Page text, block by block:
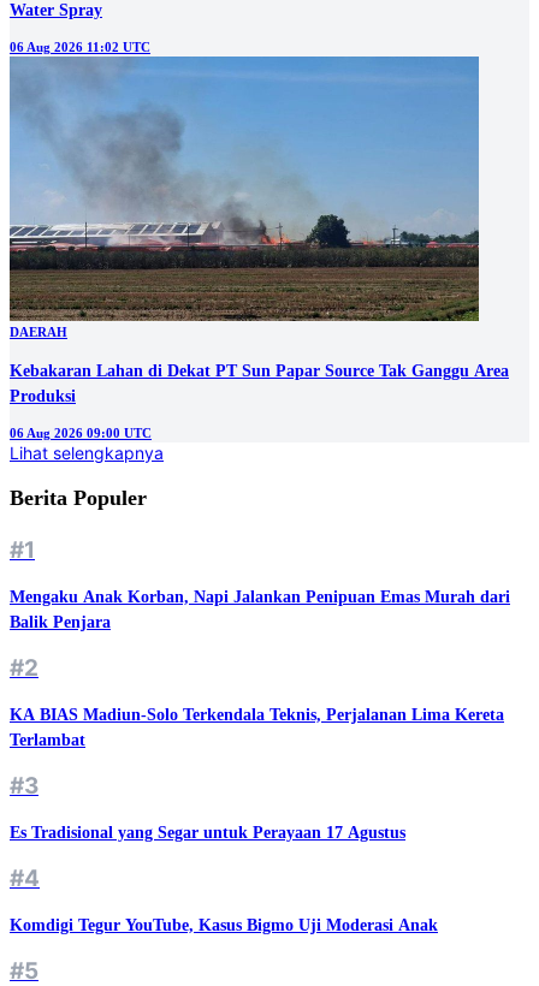
Water Spray
06 Aug 2026 11:02 UTC
DAERAH
Kebakaran Lahan di Dekat PT Sun Papar Source Tak Ganggu Area
Produksi
06 Aug 2026 09:00 UTC
Lihat selengkapnya
Berita Populer
#1
Mengaku Anak Korban, Napi Jalankan Penipuan Emas Murah dari
Balik Penjara
#2
KA BIAS Madiun-Solo Terkendala Teknis, Perjalanan Lima Kereta
Terlambat
#3
Es Tradisional yang Segar untuk Perayaan 17 Agustus
#4
Komdigi Tegur YouTube, Kasus Bigmo Uji Moderasi Anak
#5